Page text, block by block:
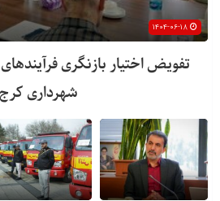
تفویض اختیار بازنگری
شهرداری کرج